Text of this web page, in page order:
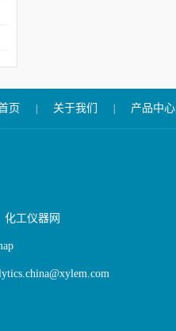
页 关于我们 产品中心
化工仪器网